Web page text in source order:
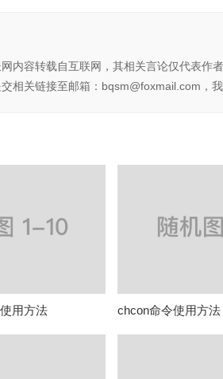
网内容转载自互联网，其相关言论仅代表
相关链接至邮箱：bqsm@foxmail.com，我
用方法 chcon命令使用方法